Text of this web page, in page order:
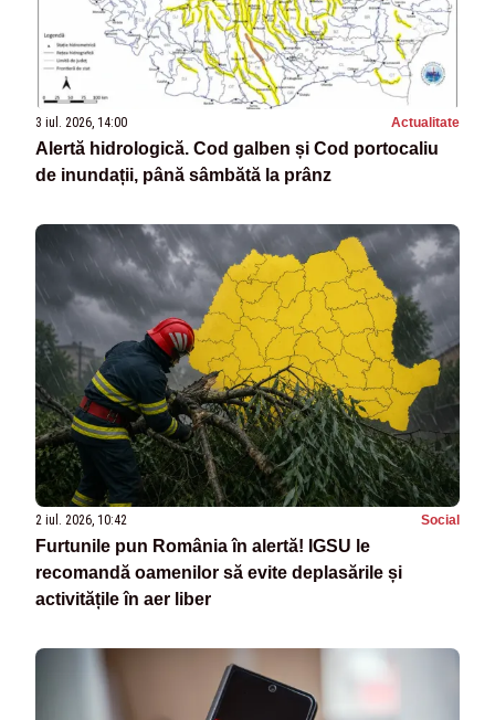
3 iul. 2026, 14:00 Actualitate
Alertă hidrologică. Cod galben și Cod portocaliu
de inundații, până sâmbătă la prânz
2 iul. 2026, 10:42 Social
Furtunile pun România în alertă! IGSU le
recomandă oamenilor să evite deplasările și
activitățile în aer liber